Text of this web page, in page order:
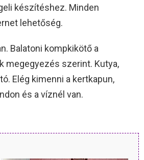
készítéshez. Minden
lehetőség.
Balatoni kompkikötő a
megegyezés szerint. Kutya,
Elég kimenni a kertkapun,
és a víznél van.